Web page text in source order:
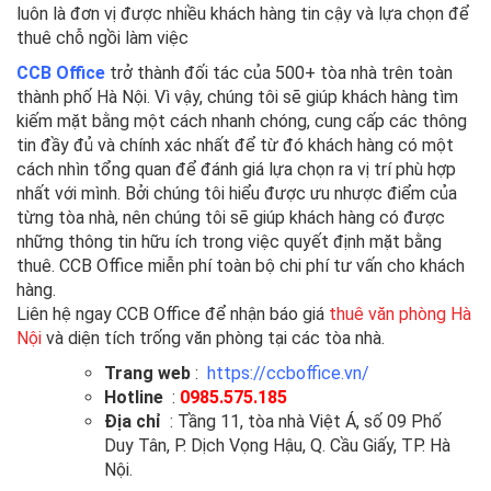
luôn là đơn vị được nhiều khách hàng tin cậy và lựa chọn để
thuê chỗ ngồi làm việc
CCB Office trở thành đối tác của 500+ tòa nhà trên toàn
thành phố Hà Nội. Vì vậy, chúng tôi sẽ giúp khách hàng tìm
kiếm mặt bằng một cách nhanh chóng, cung cấp các thông
tin đầy đủ và chính xác nhất để từ đó khách hàng có một
cách nhìn tổng quan để đánh giá lựa chọn ra vị trí phù hợp
nhất với mình. Bởi chúng tôi hiểu được ưu nhược điểm của
từng tòa nhà, nên chúng tôi sẽ giúp khách hàng có được
những thông tin hữu ích trong việc quyết định mặt bằng
thuê. CCB Office miễn phí toàn bộ chi phí tư vấn cho khách
hàng.
Liên hệ ngay CCB Office để nhận báo giá thuê văn phòng Hà
Nội và diện tích trống văn phòng tại các tòa nhà.
Trang web : https://ccboffice.vn/
Hotline : 0985.575.185
Địa chỉ : Tầng 11, tòa nhà Việt Á, số 09 Phố
Duy Tân, P. Dịch Vọng Hậu, Q. Cầu Giấy, TP. Hà
Nội.